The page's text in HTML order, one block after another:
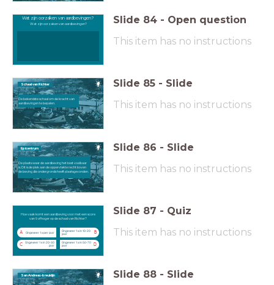
Wat zijn oorzaken van aardbevingen?
Wat zijn oorzaken van aardbevingen? Slide 84 - Open question
This item has no instructions
Schaal van Richter
De bekendste schaal om de kracht van
aardbevingen te bepalen.
Slide 85 - Slide
This item has no instructions
Epicentrum
De plaats waar de aardbeving het best voelbaar
is. Dit is de plek aan de oppervlakte recht boven
de beving die ondergronds heeft plaatsgevonden.
Slide 86 - Slide
This item has no instructions
Hoe vaak komt een aardbeving voor met een score
van 9 of hoger op de schaal van Richter?
A Ongeveer 1 x per jaar B
Ongeveer 1 x in 10-20
jaar
C
Ongeveer 1 x in 20-30
jaar
D
Ongeveer 1 x in 50-70
jaar
Slide 87 - Quiz
This item has no instructions
San Andreas-breuklijn Slide 88 - Slide